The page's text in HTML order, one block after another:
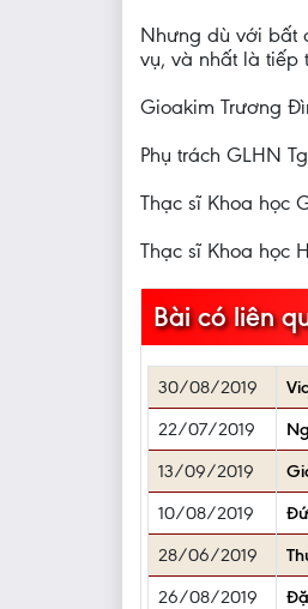
Nhưng dù với bất
vụ, và nhất là tiếp
Gioakim Trương
Phụ trách GLHN
Thạc sĩ Khoa học
Thạc sĩ Khoa học
Bài có liên
30/08/2019
22/07/2019
13/09/2019
10/08/2019
28/06/2019
26/08/2019